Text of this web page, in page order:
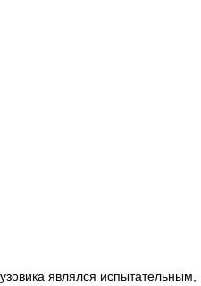
являлся испытательным,